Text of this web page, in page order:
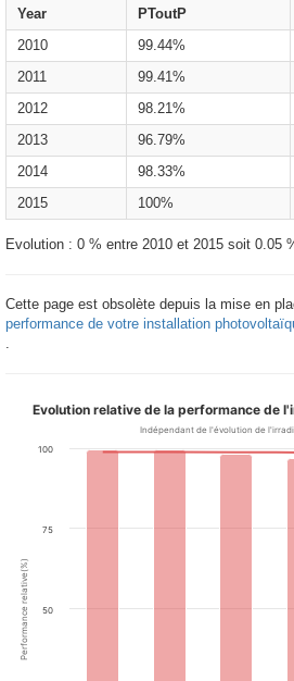
Year PToutP
2010
99.44%
2011
99.41%
2012
98.21%
2013
96.79%
2014
98.33%
2015
100%
Evolution : 0 % entre 2010 et 2015 soit 0.05
Cette page est obsolète depuis la mise en
performance de votre installation
Performance relative(%)
Evolution relative de la performance de
Indépendant de l'évolution de
50
75
100